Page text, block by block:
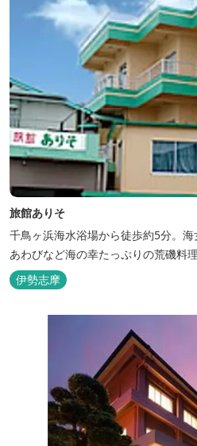
旅館ありそ
千鳥ヶ浜海水浴場から徒歩約5分。
あわびなど海の幸たっぷりの荒磯料
伊勢志摩